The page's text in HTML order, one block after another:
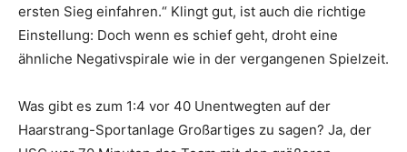
ersten Sieg einfahren.“ Klingt gut, ist auch die richtige
Einstellung: Doch wenn es schief geht, droht eine
ähnliche Negativspirale wie in der vergangenen Spielzeit.
Was gibt es zum 1:4 vor 40 Unentwegten auf der
Haarstrang-Sportanlage Großartiges zu sagen? Ja, der